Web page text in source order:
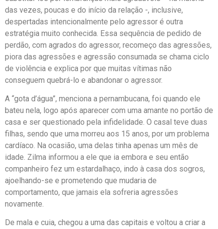
das vezes, poucas e do início da relação -, inclusive,
despertadas intencionalmente pelo agressor é outra
estratégia muito conhecida. Essa sequência de pedido de
perdão, com agrados do agressor, recomeço das agressões,
piora das agressões e agressão consumada se chama ciclo
de violência e explica por que muitas vítimas não
conseguem quebrá-lo e abandonar o agressor.
A “gota d’água”, menciona a pernambucana, foi quando ele
bateu nela, logo após aparecer com uma amante no portão de
casa e ser questionado pela infidelidade. O casal teve duas
filhas, sendo que uma morreu aos 15 anos, por um problema
cardíaco. Na ocasião, uma delas tinha apenas um mês de
idade. Zilma informou a ele que ia embora e seu então
companheiro fez um estardalhaço, indo à casa dos sogros,
ajoelhando-se e prometendo que mudaria de
comportamento, que jamais ela sofreria agressões
novamente.
De mala e cuia, chegou a uma das capitais e voltou a criar a